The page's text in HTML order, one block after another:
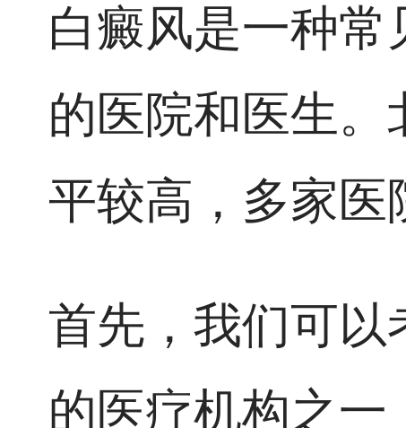
白癜风是一种
的医院和医生
平较高，多家医
首先，我们可以
的医疗机构之一